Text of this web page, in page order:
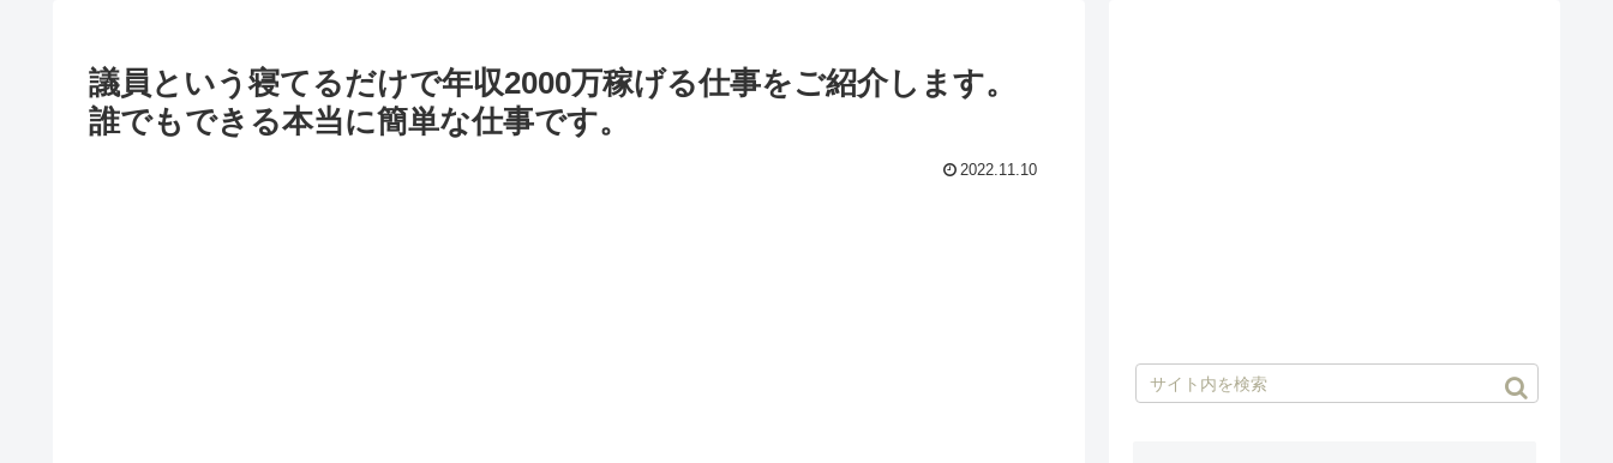
議員という寝てるだけで年収2000万稼げる仕事をご紹介します。
誰でもできる本当に簡単な仕事です。
2022.11.10